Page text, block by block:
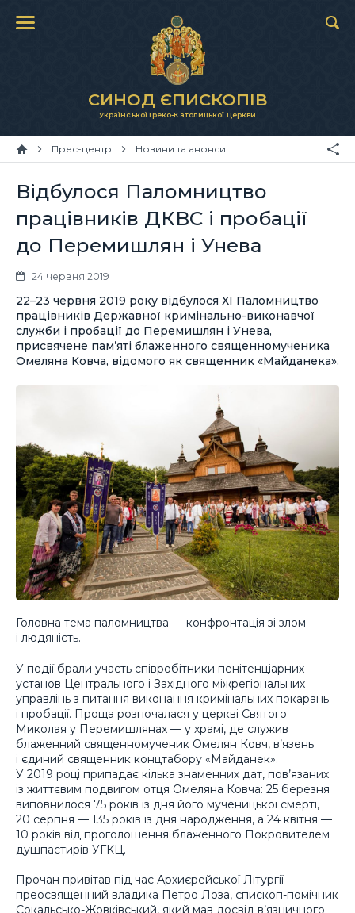
СИНОД ЄПИСКОПІВ
Української Греко-Католицької Церкви
Прес-центр Новини та анонси
Відбулося Паломництво
працівників ДКВС і пробації
до Перемишлян і Унева
24 червня 2019
22–23 червня 2019 року відбулося ХІ Паломництво
працівників Державної кримінально-виконавчої
служби і пробації до Перемишлян і Унева,
присвячене пам’яті блаженного священномученика
Омеляна Ковча, відомого як священник «Майданека».
Головна тема паломництва — конфронтація зі злом
і людяність.
У події брали участь співробітники пенітенціарних
установ Центрального і Західного міжрегіональних
управлінь з питання виконання кримінальних покарань
і пробації. Проща розпочалася у церкві Святого
Миколая у Перемишлянах — у храмі, де служив
блаженний священномученик Омелян Ковч, в’язень
і єдиний священник концтабору «Майданек».
У 2019 році припадає кілька знаменних дат, пов’язаних
із життєвим подвигом отця Омеляна Ковча: 25 березня
виповнилося 75 років із дня його мученицької смерті,
20 серпня — 135 років із дня народження, а 24 квітня —
10 років від проголошення блаженного Покровителем
душпастирів УГКЦ.
Прочан привітав під час Архиєрейської Літургії
преосвященний владика Петро Лоза, єпископ-помічник
Сокальсько-Жовківський, який мав досвід в’язничного